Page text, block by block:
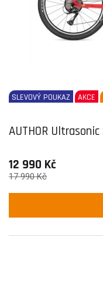
SLEVOVÝ POUKAZ AKCE
AUTHOR
12 990 Kč
17 990 Kč